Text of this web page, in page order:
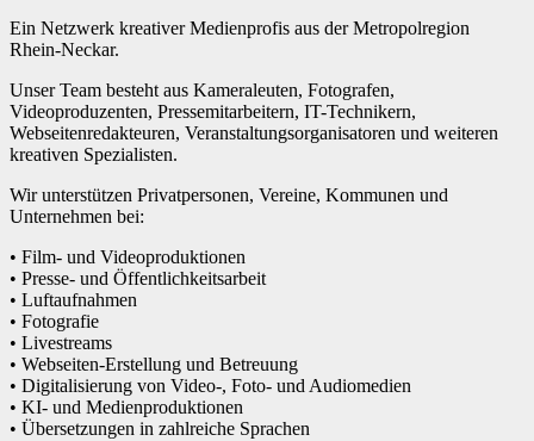
Ein Netzwerk kreativer Medienprofis aus der Metropolregion
Rhein-Neckar.
Unser Team besteht aus Kameraleuten, Fotografen,
Videoproduzenten, Pressemitarbeitern, IT-Technikern,
Webseitenredakteuren, Veranstaltungsorganisatoren und weiteren
kreativen Spezialisten.
Wir unterstützen Privatpersonen, Vereine, Kommunen und
Unternehmen bei:
• Film- und Videoproduktionen
• Presse- und Öffentlichkeitsarbeit
• Luftaufnahmen
• Fotografie
• Livestreams
• Webseiten-Erstellung und Betreuung
• Digitalisierung von Video-, Foto- und Audiomedien
• KI- und Medienproduktionen
• Übersetzungen in zahlreiche Sprachen